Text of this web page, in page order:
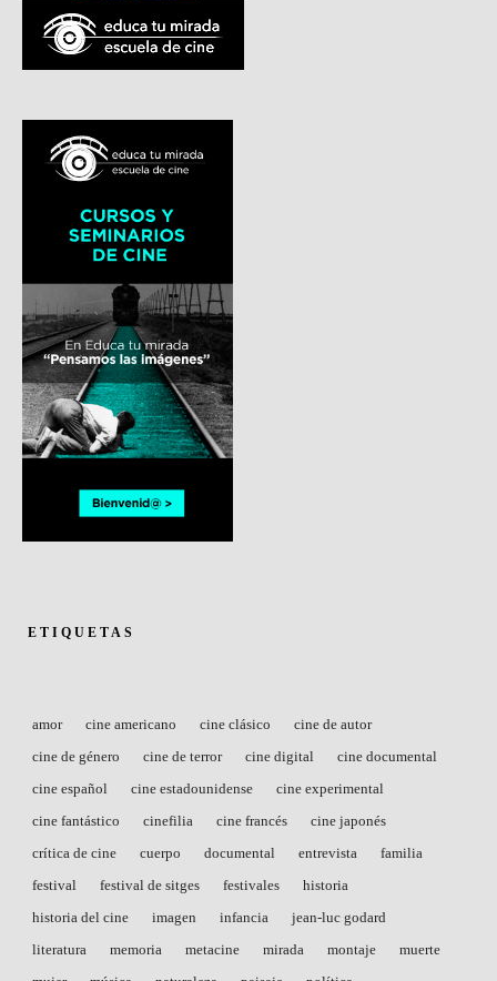
ETIQUETAS
amor cine americano cine clásico
cine de autor
cine de género
cine de terror cine digital
cine documental
cine español
cine estadounidense
cine experimental
cine fantástico
cinefilia cine francés
cine japonés
crítica de cine
cuerpo documental entrevista
familia
festival
festival de sitges festivales
historia
historia del cine
imagen infancia
jean-luc godard
literatura
memoria metacine mirada montaje
muerte